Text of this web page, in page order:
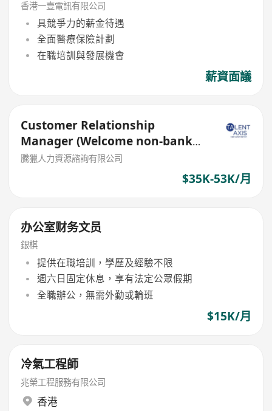
香港一壹電訊有限公司
具競爭力的薪金待遇
全面醫療保險計劃
在職培訓與發展機會
薪資面議
Customer Relationship
Manager (Welcome non-bank
sales person)
騰獵人力資源諮詢有限公司
$35K-53K/月
办公室财务文员
銀棋
提供在職培訓，學歷及經驗不限
週六日固定休息，享有法定公眾假期
全職辦公，無需外勤或輪班
$15K/月
冷氣工程師
兆榮工程服務有限公司
香港